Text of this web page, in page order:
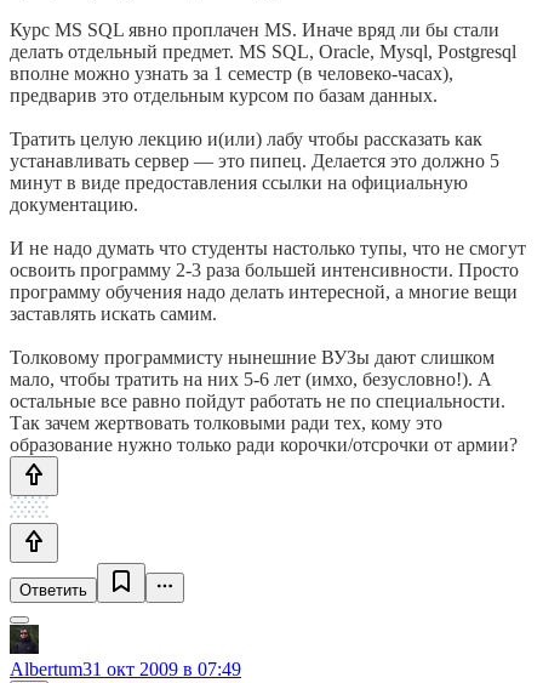
Курс MS SQL явно проплачен MS. Иначе вряд ли бы стали
делать отдельный предмет. MS SQL, Oracle, Mysql, Postgresql
вполне можно узнать за 1 семестр (в человеко-часах),
предварив это отдельным курсом по базам данных.
Тратить целую лекцию и(или) лабу чтобы рассказать как
устанавливать сервер — это пипец. Делается это должно 5
минут в виде предоставления ссылки на официальную
документацию.
И не надо думать что студенты настолько тупы, что не смогут
освоить программу 2-3 раза большей интенсивности. Просто
программу обучения надо делать интересной, а многие вещи
заставлять искать самим.
Толковому программисту нынешние ВУЗы дают слишком
мало, чтобы тратить на них 5-6 лет (имхо, безусловно!). А
остальные все равно пойдут работать не по специальности.
Так зачем жертвовать толковыми ради тех, кому это
образование нужно только ради корочки/отсрочки от армии?
Ответить
Albertum31 окт 2009 в 07:49